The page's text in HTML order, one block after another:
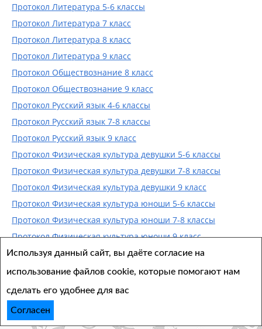
Протокол Литература 5-6 классы
Протокол Литература 7 класс
Протокол Литература 8 класс
Протокол Литература 9 класс
Протокол Обществознание 8 класс
Протокол Обществознание 9 класс
Протокол Русский язык 4-6 классы
Протокол Русский язык 7-8 классы
Протокол Русский язык 9 класс
Протокол Физическая культура девушки 5-6 классы
Протокол Физическая культура девушки 7-8 классы
Протокол Физическая культура девушки 9 класс
Протокол Физическая культура юноши 5-6 классы
Протокол Физическая культура юноши 7-8 классы
Протокол Физическая культура юноши 9 класс
Используя данный сайт, вы даёте согласие на
использование файлов cookie, которые помогают нам
сделать его удобнее для вас
Согласен